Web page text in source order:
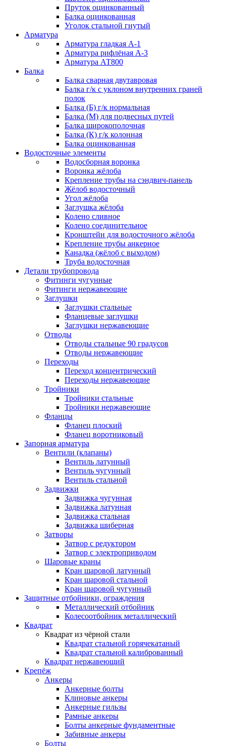
Пруток оцинкованный
Балка оцинкованная
Уголок стальной гнутый
Арматура
Арматура гладкая А-1
Арматура рифлёная А-3
Арматура АТ800
Балка
Балка сварная двутавровая
Балка г/к с уклоном внутренних граней
полок
Балка (Б) г/к нормальная
Балка (М) для подвесных путей
Балка широкополочная
Балка (К) г/к колонная
Балка оцинкованная
Водосточные элементы
Водосборная воронка
Воронка жёлоба
Крепление трубы на сэндвич-панель
Жёлоб водосточный
Угол жёлоба
Заглушка жёлоба
Колено сливное
Колено соединительное
Кронштейн для водосточного жёлоба
Крепление трубы анкерное
Канадка (жёлоб с выходом)
Труба водосточная
Детали трубопровода
Фитинги чугунные
Фитинги нержавеющие
Заглушки
Заглушки стальные
Фланцевые заглушки
Заглушки нержавеющие
Отводы
Отводы стальные 90 градусов
Отводы нержавеющие
Переходы
Переход концентрический
Переходы нержавеющие
Тройники
Тройники стальные
Тройники нержавеющие
Фланцы
Фланец плоский
Фланец воротниковый
Запорная арматура
Вентили (клапаны)
Вентиль латунный
Вентиль чугунный
Вентиль стальной
Задвижки
Задвижка чугунная
Задвижка латунная
Задвижка стальная
Задвижка шиберная
Затворы
Затвор с редуктором
Затвор с электроприводом
Шаровые краны
Кран шаровой латунный
Кран шаровой стальной
Кран шаровой чугунный
Защитные отбойники, ограждения
Металлический отбойник
Колесоотбойник металлический
Квадрат
Квадрат из чёрной стали
Квадрат стальной горячекатаный
Квадрат стальной калиброванный
Квадрат нержавеющий
Крепёж
Анкеры
Анкерные болты
Клиновые анкеры
Анкерные гильзы
Рамные анкеры
Болты анкерные фундаментные
Забивные анкеры
Болты